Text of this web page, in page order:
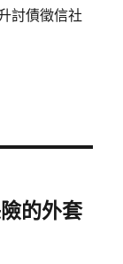
討債徵信社
的外套